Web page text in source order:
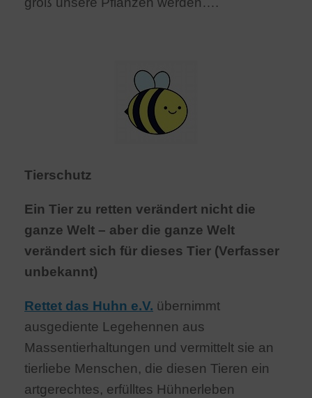
Tierschutz
Ein Tier zu retten verändert nicht die
ganze Welt – aber die ganze Welt
verändert sich für dieses Tier (Verfasser
unbekannt)
Rettet das Huhn e.V. übernimmt
ausgediente Legehennen aus
Massentierhaltungen und vermittelt sie an
tierliebe Menschen, die diesen Tieren ein
artgerechtes, erfülltes Hühnerleben